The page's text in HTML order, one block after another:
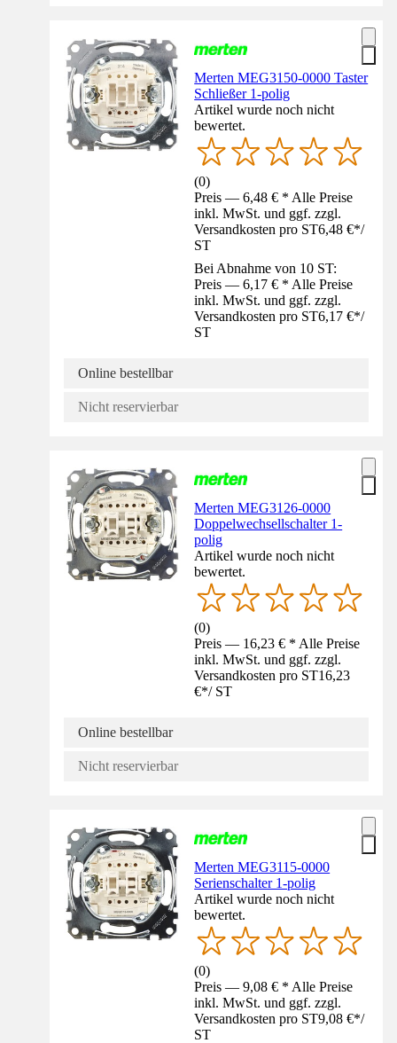
Merten MEG3150-0000 Taster
Schließer 1-polig
Artikel wurde noch nicht
bewertet.
(0)
Preis — 6,48 € * Alle Preise
inkl. MwSt. und ggf. zzgl.
Versandkosten pro ST6,48 €*/
ST
Bei Abnahme von 10 ST:
Preis — 6,17 € * Alle Preise
inkl. MwSt. und ggf. zzgl.
Versandkosten pro ST6,17 €*/
ST
Online bestellbar
Nicht reservierbar
Merten MEG3126-0000
Doppelwechsellschalter 1-
polig
Artikel wurde noch nicht
bewertet.
(0)
Preis — 16,23 € * Alle Preise
inkl. MwSt. und ggf. zzgl.
Versandkosten pro ST16,23
€*/ ST
Online bestellbar
Nicht reservierbar
Merten MEG3115-0000
Serienschalter 1-polig
Artikel wurde noch nicht
bewertet.
(0)
Preis — 9,08 € * Alle Preise
inkl. MwSt. und ggf. zzgl.
Versandkosten pro ST9,08 €*/
ST